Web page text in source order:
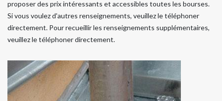
proposer des prix intéressants et accessibles toutes les bourses.
Si vous voulez d'autres renseignements, veuillez le téléphoner
directement. Pour recueillir les renseignements supplémentaires,
veuillez le téléphoner directement.